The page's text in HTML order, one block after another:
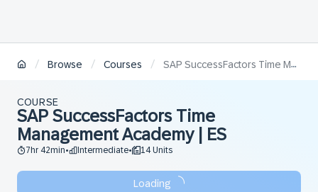
/ Browse / Courses / SAP SuccessFactors Time Management Academy | ES
COURSE
SAP SuccessFactors Time
Management Academy | ES
7hr 42min• Intermediate• 14 Units
Loading